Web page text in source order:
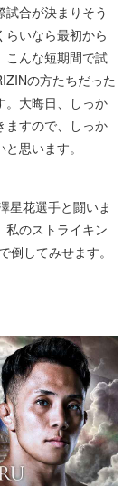
合が決まりそう
らいなら最初から
こんな短期間で試
の方たちだった
。大晦日、しっか
ますので、しっか
思います。
星花選手と闘いま
私のストライキン
倒してみせます。